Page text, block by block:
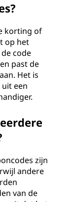
korting of
op het
code
past de
Het is
een
zijn
andere
van de